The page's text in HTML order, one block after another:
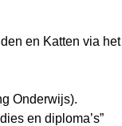
en Katten via het
Onderwijs).
en diploma’s”